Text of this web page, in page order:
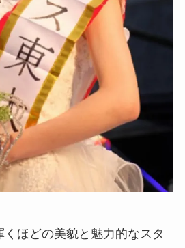
ほどの美貌と魅力的なスタ